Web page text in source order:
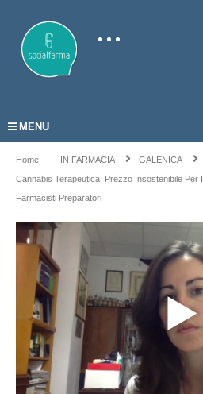
MENU
Home IN FARMACIA
GALENICA
Cannabis Terapeutica: Prezzo Insostenibile Per I
Farmacisti Preparatori